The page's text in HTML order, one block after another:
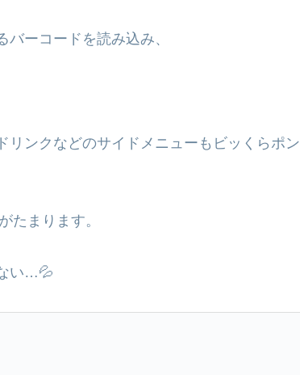
ーコードを読み込み、
リンクなどのサイドメニューもビッくらポン
たまります。
い…💦